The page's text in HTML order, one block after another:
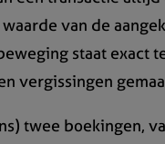
van de
staat exact
vergissingen
twee boekingen,